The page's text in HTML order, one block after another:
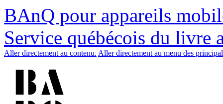
BAnQ pour appareils
Service québécois du livre
Aller directement au contenu. Aller directement au menu des